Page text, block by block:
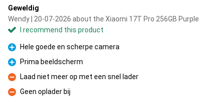
Geweldig
Wendy | 20-07-2026 about the Xiaomi 17T Pro 256GB Purple
I recommend this product
Pro
Hele goede en scherpe camera
Pro
Prima beeldscherm
Con
Laad niet meer op met een snel lader
Con
Geen oplader bij